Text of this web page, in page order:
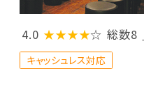
4.0 ★★★★☆ 総数8
キャッシュレス対応